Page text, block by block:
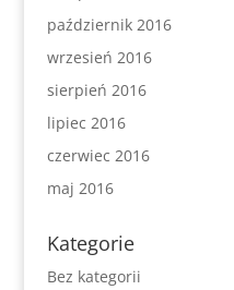
październik 2016
wrzesień 2016
sierpień 2016
lipiec 2016
czerwiec 2016
maj 2016
Kategorie
Bez kategorii